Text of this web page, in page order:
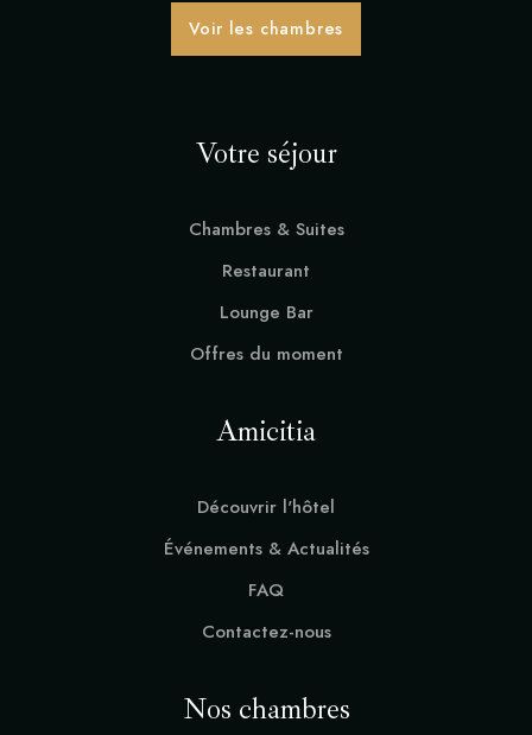
Voir les chambres
Votre séjour
Chambres & Suites
Restaurant
Lounge Bar
Offres du moment
Amicitia
Découvrir l'hôtel
Événements & Actualités
FAQ
Contactez-nous
Nos chambres
Séminaire & Event
Appelez-nous : 01 34 73 26 96